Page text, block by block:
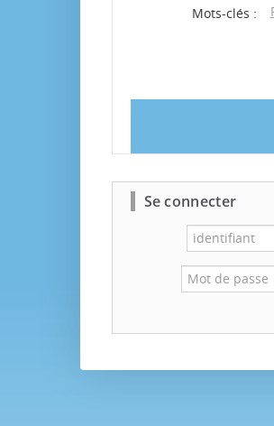
Mots-clés :
Se connecter